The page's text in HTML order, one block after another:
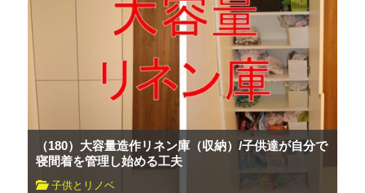
（180）大容量造作リネン庫（収納）/子供達が自分で
寝間着を管理し始める工夫
子供とリノベ